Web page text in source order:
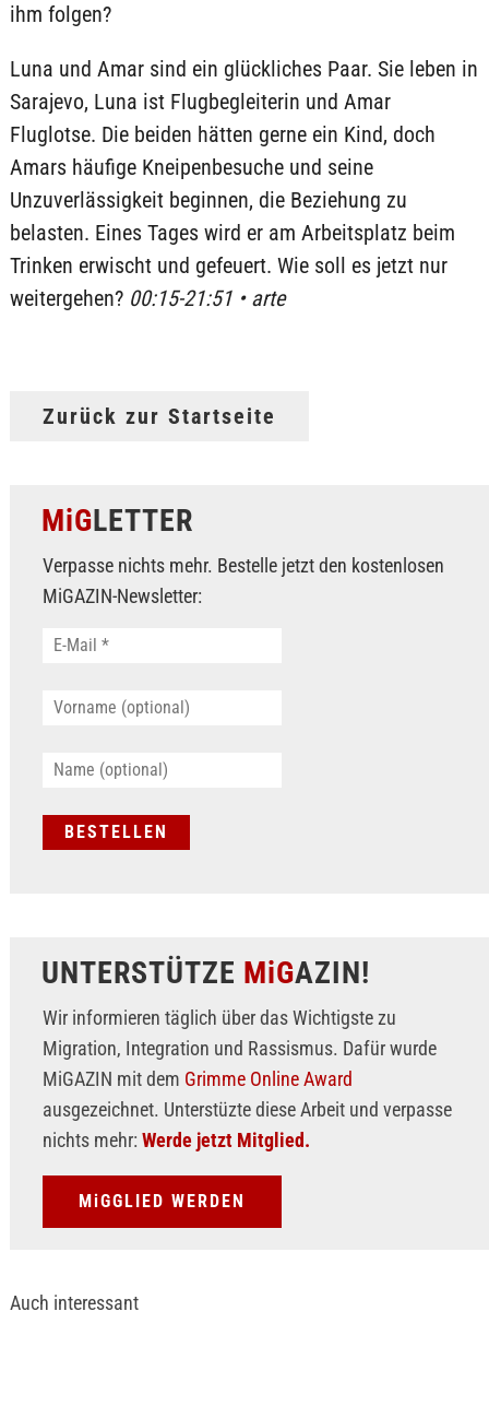
ihm folgen?
Luna und Amar sind ein glückliches Paar. Sie leben in
Sarajevo, Luna ist Flugbegleiterin und Amar
Fluglotse. Die beiden hätten gerne ein Kind, doch
Amars häufige Kneipenbesuche und seine
Unzuverlässigkeit beginnen, die Beziehung zu
belasten. Eines Tages wird er am Arbeitsplatz beim
Trinken erwischt und gefeuert. Wie soll es jetzt nur
weitergehen? 00:15-21:51 • arte
Zurück zur Startseite
MiGLETTER
Verpasse nichts mehr. Bestelle jetzt den kostenlosen
MiGAZIN-Newsletter:
UNTERSTÜTZE MiGAZIN!
Wir informieren täglich über das Wichtigste zu
Migration, Integration und Rassismus. Dafür wurde
MiGAZIN mit dem Grimme Online Award
ausgezeichnet. Unterstüzte diese Arbeit und verpasse
nichts mehr: Werde jetzt Mitglied.
MiGGLIED WERDEN
Auch interessant